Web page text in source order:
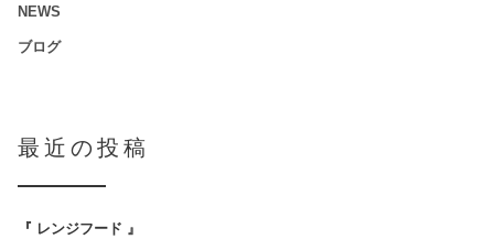
NEWS
ブログ
最近の投稿
『 レンジフード 』